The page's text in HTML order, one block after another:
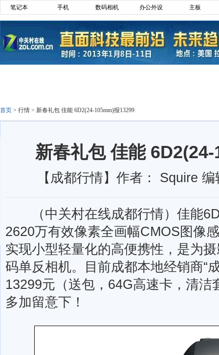
笔记本 手机 数码相机 办公外设 主板
首页 > 行情 > 新春礼包 佳能 6D2(24-105mm)报13299
新春礼包 佳能
【成都行情】作者： Squire
（中关村在线成都行情）佳能
2620万有效像素全画幅CMOS图像
实现小型轻量化的高便携性，是为
码单反相机。目前成都本地经销商“
13299元（送包，64G高速卡，清洁
多加留意下！